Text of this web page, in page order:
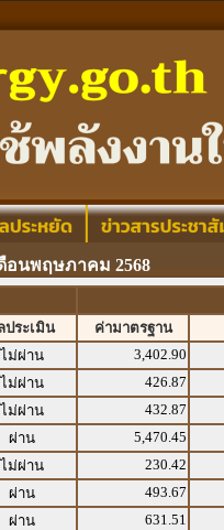
อนพฤษภาคม 2568
ประเมิน ค่ามาตรฐาน
ไม่ผ่าน 3,402.90
ไม่ผ่าน 426.87
ไม่ผ่าน 432.87
ผ่าน 5,470.45
ไม่ผ่าน 230.42
ผ่าน 493.67
ผ่าน 631.51